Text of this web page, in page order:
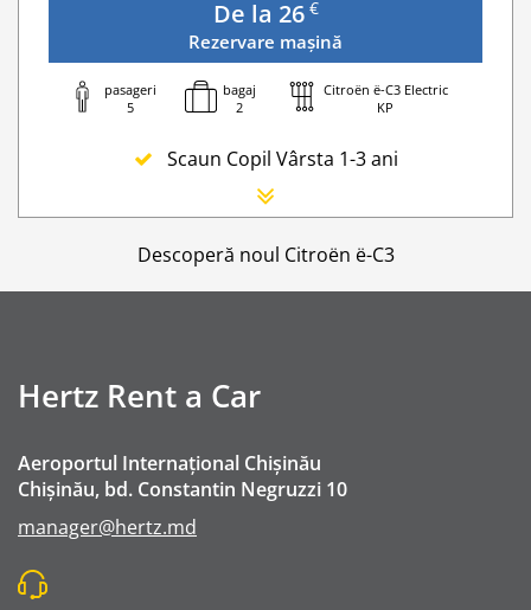
De la 26 €
Rezervare mașină
pasageri
5
bagaj
2
Citroën ë-C3 Electric
KP
Scaun Copil Vârsta 1-3 ani
Scaun Nou-nascut
Buster Scaun Copil -Scaun Booster
Serviciu premium de urgență pe drum
Go Chisinau Airport Shuttle Bus Service And
Descoperă noul Citroën ë-C3
Hertz Rent a Car
Aeroportul Internațional Chișinău
Chișinău, bd. Constantin Negruzzi 10
manager@hertz.md